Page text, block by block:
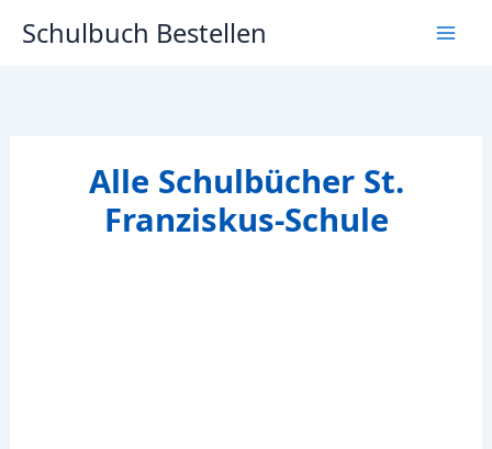
InhaltSchulbuch Bestellen
Alle Schulbücher St.
Franziskus-Schule